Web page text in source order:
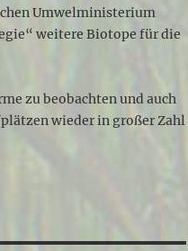
Umwelministerium
weitere Biotope für die
zu beobachten und auch
wieder in großer Zahl